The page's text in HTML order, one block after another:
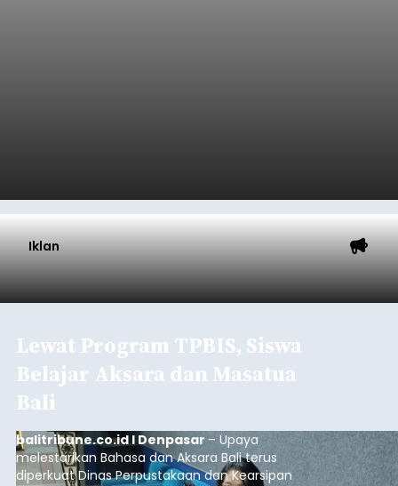
Iklan
Lewat Program TPBIS, Siswa
Belajar Aksara dan Masatua
Bali
balitribune.co.id I Denpasar – Upaya
melestarikan Bahasa dan Aksara Bali terus
diperkuat Dinas Perpustakaan dan Kearsipan